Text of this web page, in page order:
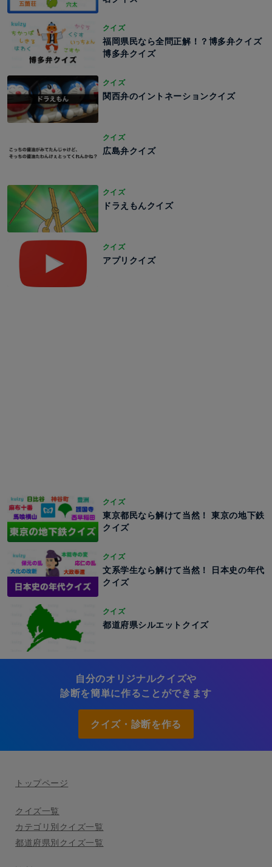
クイズ
福岡県民なら全問正解！？博多弁クイズ
博多弁クイズ
クイズ
関西弁のイントネーションクイズ
クイズ
広島弁クイズ
クイズ
ドラえもんクイズ
クイズ
アプリクイズ
クイズ
東京都民なら解けて当然！ 東京の地下鉄
クイズ
クイズ
文系学生なら解けて当然！ 日本史の年代
クイズ
クイズ
都道府県シルエットクイズ
自分のオリジナルクイズや
診断を簡単に作ることができます
クイズ・診断を作る
トップページ
クイズ一覧
カテゴリ別クイズ一覧
都道府県別クイズ一覧